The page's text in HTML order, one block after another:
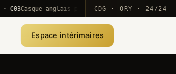
Casque anglais positionné · rotation MEA ·
CDG · ORY · 24/24
Espace intérimaires